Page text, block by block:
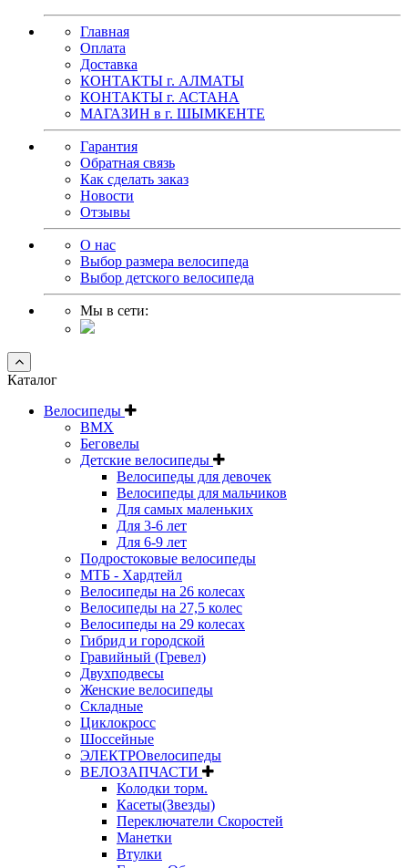
Главная
Оплата
Доставка
КОНТАКТЫ г. АЛМАТЫ
КОНТАКТЫ г. АСТАНА
МАГАЗИН в г. ШЫМКЕНТЕ
Гарантия
Обратная связь
Как сделать заказ
Новости
Отзывы
О нас
Выбор размера велосипеда
Выбор детского велосипеда
Мы в сети:
Каталог
Велосипеды
BMX
Беговелы
Детские велосипеды
Велосипеды для девочек
Велосипеды для мальчиков
Для самых маленьких
Для 3-6 лет
Для 6-9 лет
Подростоковые велосипеды
МТБ - Хардтейл
Велосипеды на 26 колесах
Велосипеды на 27,5 колес
Велосипеды на 29 колесах
Гибрид и городской
Гравийный (Гревел)
Двухподвесы
Женские велосипеды
Складные
Циклокросс
Шоссейные
ЭЛЕКТРОвелосипеды
ВЕЛОЗАПЧАСТИ
Колодки торм.
Касеты(Звезды)
Переключатели Скоростей
Манетки
Втулки